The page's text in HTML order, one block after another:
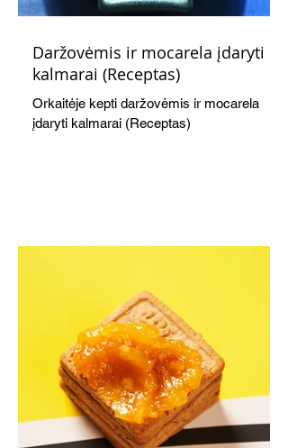
Daržovėmis ir mocarela įdaryti
kalmarai (Receptas)
Orkaitėje kepti daržovėmis ir mocarela
įdaryti kalmarai (Receptas)